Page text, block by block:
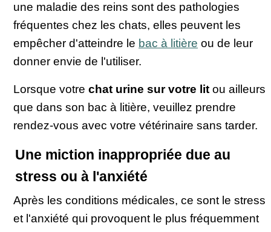
une maladie des reins sont des pathologies
fréquentes chez les chats, elles peuvent les
empêcher d'atteindre le bac à litière ou de leur
donner envie de l'utiliser.
Lorsque votre chat urine sur votre lit ou ailleurs
que dans son bac à litière, veuillez prendre
rendez-vous avec votre vétérinaire sans tarder.
Une miction inappropriée due au
stress ou à l'anxiété
Après les conditions médicales, ce sont le stress
et l'anxiété qui provoquent le plus fréquemment